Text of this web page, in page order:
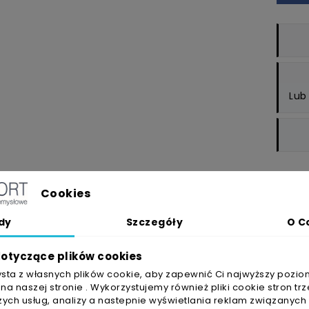
OPIS SZCZEGÓŁY PRODUKTU
Taśma maskująca
wersja taśmy maskującej do mniej
Cookies
Szczegóły O
plików cookies
z własnych plików cookie, aby zapewnić Ci najwyższy
naszej stronie . Wykorzystujemy również pliki cookie stron
usług, analizy a nastepnie wyświetlania reklam związanych